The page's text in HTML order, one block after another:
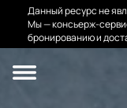
Данный ресурс не
Мы — консьерж-
бронированию и